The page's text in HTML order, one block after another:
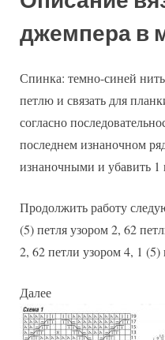
джемпера в
Спинка: темно-синей
петлю и связать для
согласно
последнем изнаночном
изнаночными и убавить 1
Продолжить работу
(5) петля узором 2, 62
2, 62 петли узором 4, 1
Далее